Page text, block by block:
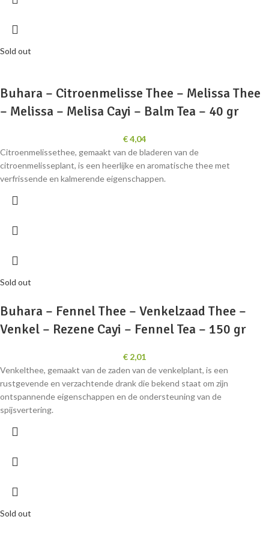
Sold out
Buhara – Citroenmelisse Thee – Melissa Thee
– Melissa – Melisa Cayi – Balm Tea – 40 gr
€4,04
Citroenmelissethee, gemaakt van de bladeren van de
citroenmelisseplant, is een heerlijke en aromatische thee met
verfrissende en kalmerende eigenschappen.
Sold out
Buhara – Fennel Thee – Venkelzaad Thee –
Venkel – Rezene Cayi – Fennel Tea – 150 gr
€ 2,01
Venkelthee, gemaakt van de zaden van de venkelplant, is een
rustgevende en verzachtende drank die bekend staat om zijn
ontspannende eigenschappen en de ondersteuning van de
spijsvertering.
Sold out